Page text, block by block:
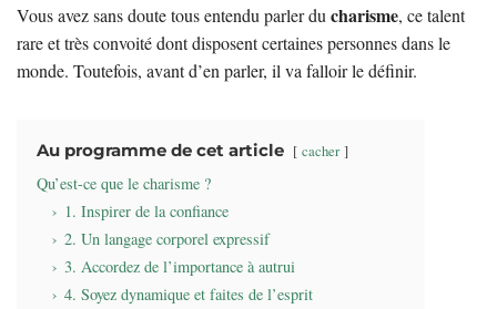
Vous avez sans doute tous entendu parler du charisme, ce talent
rare et très convoité dont disposent certaines personnes dans le
monde. Toutefois, avant d’en parler, il va falloir le définir.
Au programme de cet article cacher
Qu’est-ce que le charisme ?
1. Inspirer de la confiance
2. Un langage corporel expressif
3. Accordez de l’importance à autrui
4. Soyez dynamique et faites de l’esprit